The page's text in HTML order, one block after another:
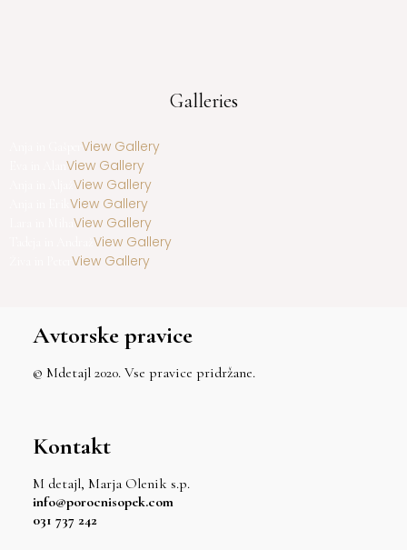
Galleries
View Gallery
View Gallery
View Gallery
View Gallery
View Gallery
View Gallery
View Gallery
Avtorske pravice
© Mdetajl 2020. Vse pravice pridržane.
Kontakt
M detajl, Marja Olenik s.p.
info@porocnisopek.com
031 737 242